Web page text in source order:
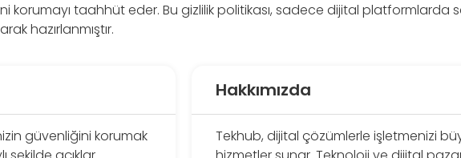
korumayı taahhüt eder. Bu gizlilik politikası, sadece dijital
hazırlanmıştır.
güvenliğini korumak
Hakkımızda
Tekhub, dijital çözümlerle işletmenizi